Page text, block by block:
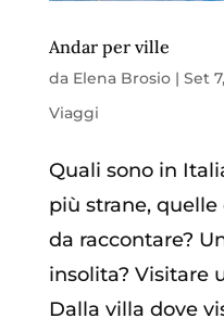
Andar per ville
da Elena Brosio| Set
Viaggi
Quali sono in
più strane,
da raccontare?
insolita? Visitare
Dalla villa dove